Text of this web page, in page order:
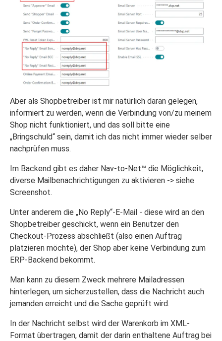
Aber als Shopbetreiber ist mir natürlich daran gelegen,
informiert zu werden, wenn die Verbindung von/zu meinem
Shop nicht funktioniert, und das soll bitte eine
„Bringschuld“ sein, damit ich das nicht immer wieder selber
nachprüfen muss.
Im Backend gibt es daher Nav-to-Net™ die Möglichkeit,
diverse Mailbenachrichtigungen zu aktivieren -> siehe
Screenshot.
Unter anderem die „No Reply“-E-Mail - diese wird an den
Shopbetreiber geschickt, wenn ein Benutzer den
Checkout-Prozess abschließt (also einen Auftrag
platzieren möchte), der Shop aber keine Verbindung zum
ERP-Backend bekommt.
Man kann zu diesem Zweck mehrere Mailadressen
hinterlegen, um sicherzustellen, dass die Nachricht auch
jemanden erreicht und die Sache geprüft wird.
In der Nachricht selbst wird der Warenkorb im XML-
Format übertragen, damit der darin enthaltene Auftrag bei